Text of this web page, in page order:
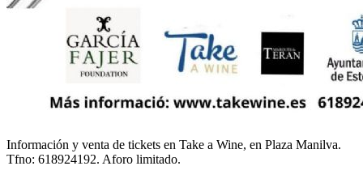
Información y venta de tickets en Take a Wine, en Plaza Manilva.
Tfno: 618924192. Aforo limitado.